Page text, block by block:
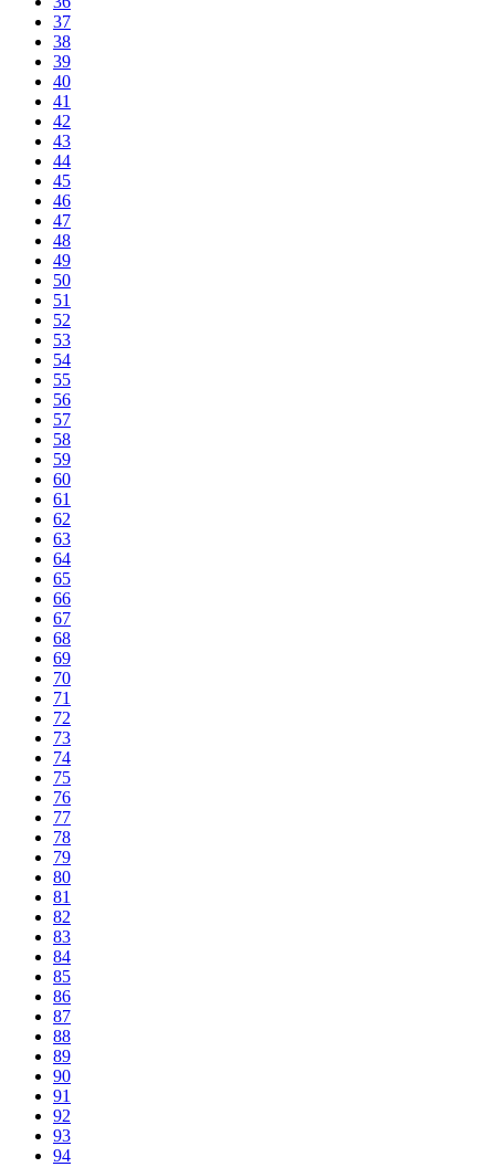
37
38
39
40
41
42
43
44
45
46
47
48
49
50
51
52
53
54
55
56
57
58
59
60
61
62
63
64
65
66
67
68
69
70
71
72
73
74
75
76
77
78
79
80
81
82
83
84
85
86
87
88
89
90
91
92
93
94